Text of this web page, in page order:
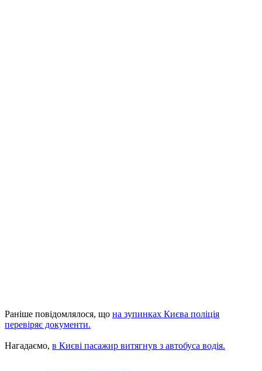
Раніше повідомлялося, що на зупинках Києва поліція
перевіряє документи.
Нагадаємо, в Києві пасажир витягнув з автобуса водія.